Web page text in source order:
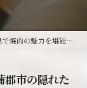
を堪能！蒲郡市の隠れたグルメスポットを紹介
郡市の隠れた